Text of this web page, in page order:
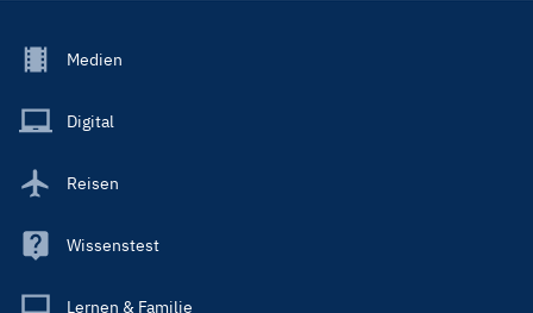
Footer
Main
Medien
Digital
Reisen
Wissenstest
Lernen & Familie